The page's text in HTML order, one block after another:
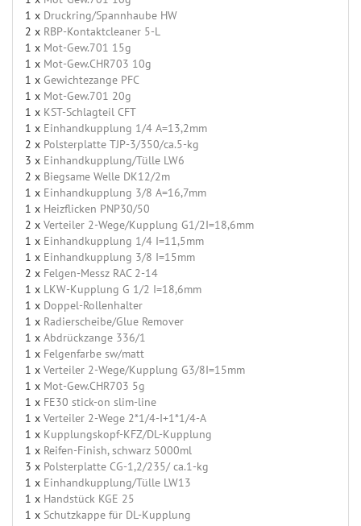
1 x Druckring/Spannhaube HW
2 x RBP-Kontaktcleaner 5-L
1 x Mot-Gew.701 15g
1 x Mot-Gew.CHR703 10g
1 x Gewichtezange PFC
1 x Mot-Gew.701 20g
1 x KST-Schlagteil CFT
1 x Einhandkupplung 1/4 A=13,2mm
2 x Polsterplatte TJP-3/350/ca.5-kg
3 x Einhandkupplung/Tülle LW6
2 x Biegsame Welle DK12/2m
1 x Einhandkupplung 3/8 A=16,7mm
1 x Heizflicken PNP30/50
2 x Verteiler 2-Wege/Kupplung G1/2I=18,6mm
1 x Einhandkupplung 1/4 I=11,5mm
1 x Einhandkupplung 3/8 I=15mm
2 x Felgen-Messz RAC 2-14
1 x LKW-Kupplung G 1/2 I=18,6mm
1 x Doppel-Rollenhalter
1 x Radierscheibe/Glue Remover
1 x Abdrückzange 336/1
1 x Felgenfarbe sw/matt
1 x Verteiler 2-Wege/Kupplung G3/8I=15mm
1 x Mot-Gew.CHR703 5g
1 x FE30 stick-on slim-line
1 x Verteiler 2-Wege 2*1/4-I+1*1/4-A
1 x Kupplungskopf-KFZ/DL-Kupplung
1 x Reifen-Finish, schwarz 5000ml
3 x Polsterplatte CG-1,2/235/ ca.1-kg
1 x Einhandkupplung/Tülle LW13
1 x Handstück KGE 25
1 x Schutzkappe für DL-Kupplung